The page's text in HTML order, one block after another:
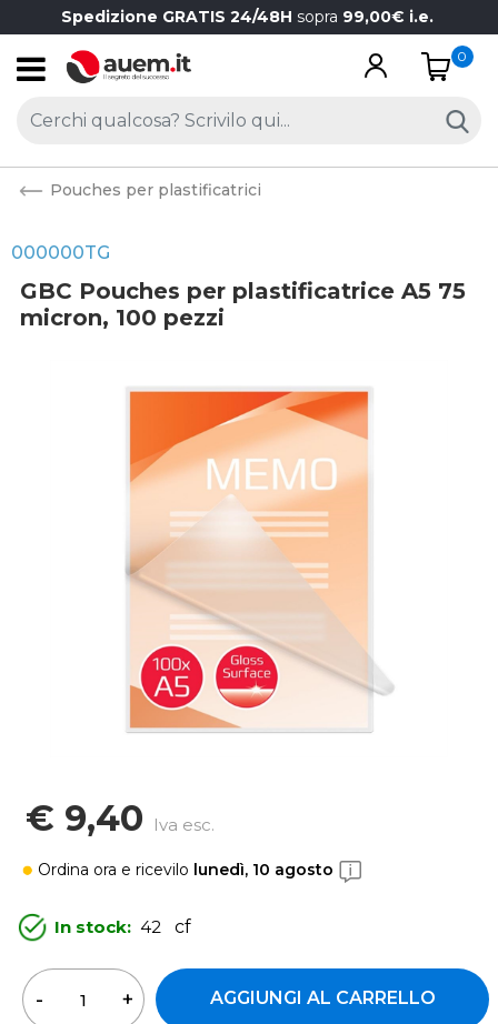
Spedizione GRATIS 24/48H sopra 99,00€ i.e.
Open
0
Pouches per plastificatrici
000000TG
GBC Pouches per plastificatrice A5 75
micron, 100 pezzi
€ 9,40 Iva esc.
Ordina ora e ricevilo lunedì, 10 agosto
In stock: 42 cf
AGGIUNGI AL CARRELLO